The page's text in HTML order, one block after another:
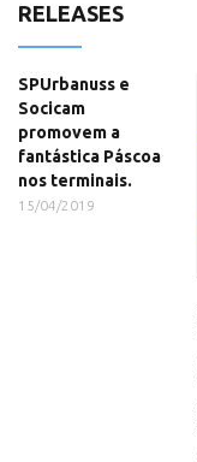
RELEASES
SPUrbanuss e
Socicam
promovem a
fantástica Páscoa
nos terminais.
15/04/2019